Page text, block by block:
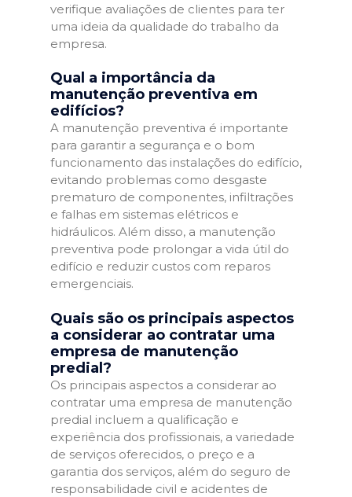
verifique avaliações de clientes para ter
uma ideia da qualidade do trabalho da
empresa.
Qual a importância da
manutenção preventiva em
edifícios?
A manutenção preventiva é importante
para garantir a segurança e o bom
funcionamento das instalações do edifício,
evitando problemas como desgaste
prematuro de componentes, infiltrações
e falhas em sistemas elétricos e
hidráulicos. Além disso, a manutenção
preventiva pode prolongar a vida útil do
edifício e reduzir custos com reparos
emergenciais.
Quais são os principais aspectos
a considerar ao contratar uma
empresa de manutenção
predial?
Os principais aspectos a considerar ao
contratar uma empresa de manutenção
predial incluem a qualificação e
experiência dos profissionais, a variedade
de serviços oferecidos, o preço e a
garantia dos serviços, além do seguro de
responsabilidade civil e acidentes de